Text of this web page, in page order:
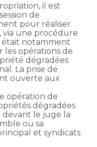
il est
de
pour réaliser
via une procédure
était notamment
les opérations de
dégradées
La prise de
ouverte aux
opération de
dégradées
devant le juge la
ou sa
et syndicats